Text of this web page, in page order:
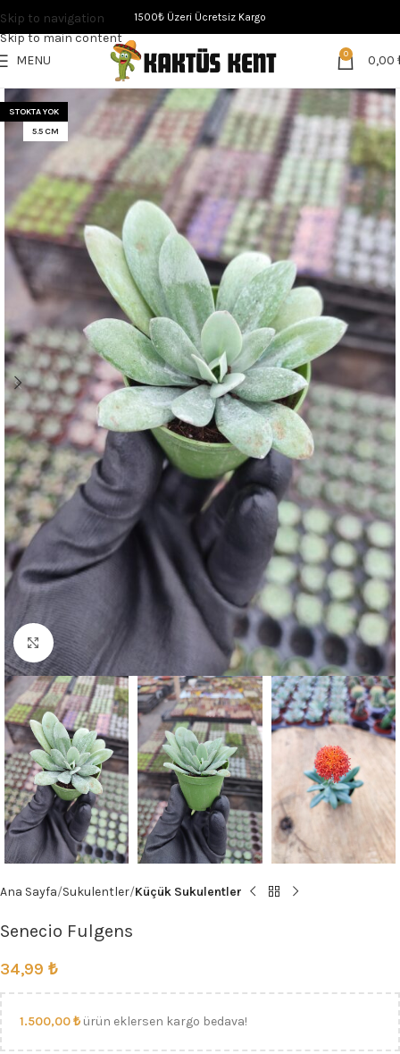
Skip to navigation
Skip to main content
1500₺ Üzeri Ücretsiz Kargo
MENU 0 0,00
STOKTA YOK
5.5 CM
Click to enlarge
Ana Sayfa Sukulentler Küçük Sukulentler
Senecio Fulgens
34,99 ₺
1.500,00₺ ürün eklersen kargo bedava!